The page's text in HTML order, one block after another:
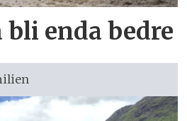
bli enda bedre